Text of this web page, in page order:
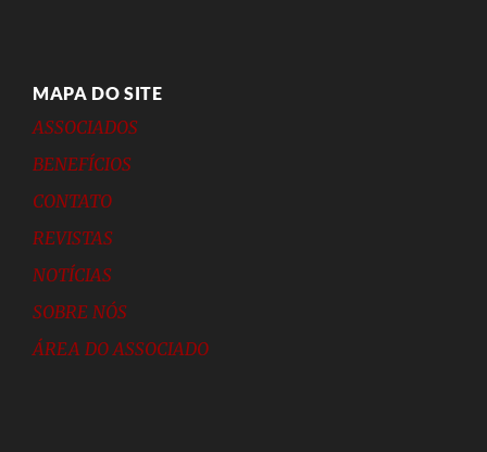
MAPA DO SITE
ASSOCIADOS
BENEFÍCIOS
CONTATO
REVISTAS
NOTÍCIAS
SOBRE NÓS
ÁREA DO ASSOCIADO